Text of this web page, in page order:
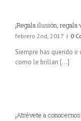
¡Regala ilusión, regala
febrero 2nd, 2017 | 0
Siempre has querido
como le brillan [...]
¡Atrévete a conocernos!